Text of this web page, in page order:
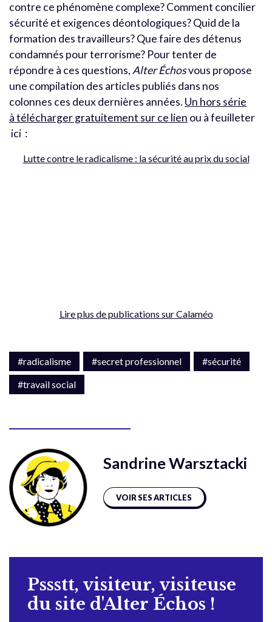
contre ce phénomène complexe? Comment concilier
sécurité et exigences déontologiques? Quid de la
formation des travailleurs? Que faire des détenus
condamnés pour terrorisme? Pour tenter de
répondre à ces questions,Alter Échosvous propose
une compilation des articles publiés dans nos
colonnes ces deux dernières années. Un hors série
à télécharger gratuitement sur ce lien ou à feuilleter
ici :
Lutte contre le radicalisme : la sécurité au prix du social
Lire plus de publications sur Calaméo
#radicalisme #secret professionnel
#sécurité
#travail social
Sandrine Warsztacki
VOIR SES ARTICLES
Pssstt, visiteur, visiteuse
du site d'Alter Échos !